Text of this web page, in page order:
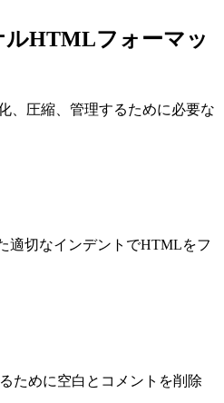
HTMLフォーマッ
、圧縮、管理するために必要な
適切なインデントでHTMLをフ
ために空白とコメントを削除